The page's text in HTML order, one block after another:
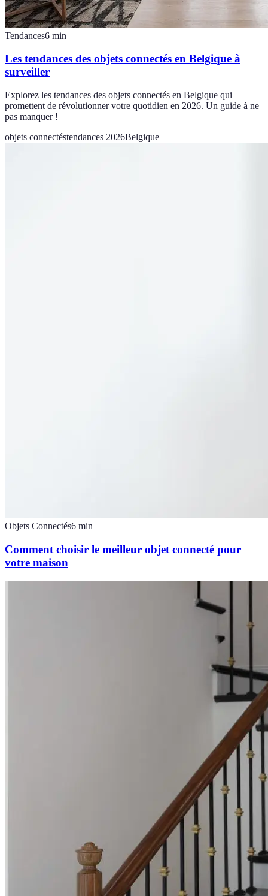
Tendances6 min
Les tendances des objets connectés en Belgique à
surveiller
Explorez les tendances des objets connectés en Belgique qui
promettent de révolutionner votre quotidien en 2026. Un guide à ne
pas manquer !
objets connectéstendances 2026Belgique
Objets Connectés6 min
Comment choisir le meilleur objet connecté pour
votre maison